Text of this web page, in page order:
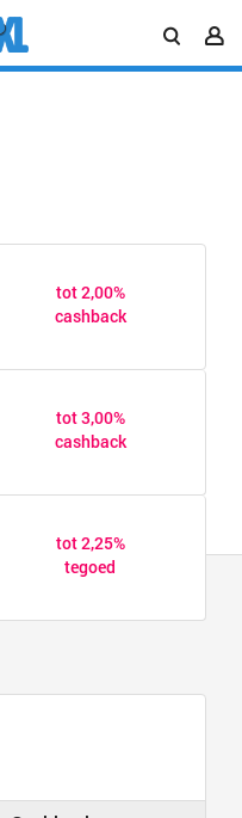
tot 2,00%
cashback
tot 3,00%
cashback
tot 2,25%
tegoed